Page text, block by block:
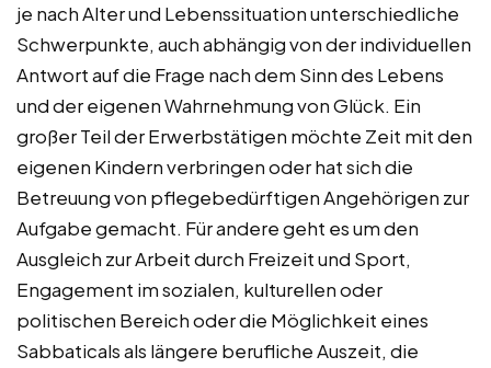
je nach Alter und Lebenssituation unterschiedliche
Schwerpunkte, auch abhängig von der individuellen
Antwort auf die Frage nach dem Sinn des Lebens
und der eigenen Wahrnehmung von Glück. Ein
großer Teil der Erwerbstätigen möchte Zeit mit den
eigenen Kindern verbringen oder hat sich die
Betreuung von pflegebedürftigen Angehörigen zur
Aufgabe gemacht. Für andere geht es um den
Ausgleich zur Arbeit durch Freizeit und Sport,
Engagement im sozialen, kulturellen oder
politischen Bereich oder die Möglichkeit eines
Sabbaticals als längere berufliche Auszeit, die